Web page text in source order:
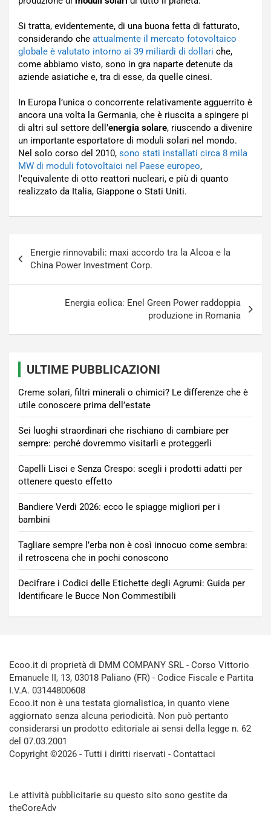
Si tratta, evidentemente, di una buona fetta di fatturato,
considerando che attualmente il mercato fotovoltaico
globale è valutato intorno ai 39 miliardi di dollari che,
come abbiamo visto, sono in gra naparte detenute da
aziende asiatiche e, tra di esse, da quelle cinesi.
In Europa l’unica o concorrente relativamente agguerrito è
ancora una volta la Germania, che è riuscita a spingere pi
di altri sul settore dell’energia solare, riuscendo a divenire
un importante esportatore di moduli solari nel mondo.
Nel solo corso del 2010, sono stati installati circa 8 mila
MW di moduli fotovoltaici nel Paese europeo,
l’equivalente di otto reattori nucleari, e più di quanto
realizzato da Italia, Giappone o Stati Uniti.
articoli
Energie rinnovabili: maxi accordo tra la Alcoa e la
China Power Investment Corp.
Energia eolica: Enel Green Power raddoppia
produzione in Romania
ULTIME PUBBLICAZIONI
Creme solari, filtri minerali o chimici? Le differenze che è
utile conoscere prima dell’estate
Sei luoghi straordinari che rischiano di cambiare per
sempre: perché dovremmo visitarli e proteggerli
Capelli Lisci e Senza Crespo: scegli i prodotti adatti per
ottenere questo effetto
Bandiere Verdi 2026: ecco le spiagge migliori per i
bambini
Tagliare sempre l’erba non è così innocuo come sembra:
il retroscena che in pochi conoscono
Decifrare i Codici delle Etichette degli Agrumi: Guida per
Identificare le Bucce Non Commestibili
Ecoo.it di proprietà di DMM COMPANY SRL - Corso Vittorio
Emanuele II, 13, 03018 Paliano (FR) - Codice Fiscale e Partita
I.V.A. 03144800608
Ecoo.it non è una testata giornalistica, in quanto viene
aggiornato senza alcuna periodicità. Non può pertanto
considerarsi un prodotto editoriale ai sensi della legge n. 62
del 07.03.2001
Copyright ©2026 - Tutti i diritti riservati - Contattaci
Le attività pubblicitarie su questo sito sono gestite da
theCoreAdv